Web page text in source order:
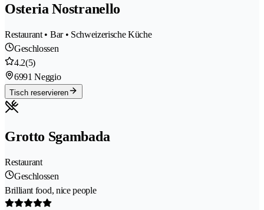
Osteria Nostranello
Restaurant • Bar • Schweizerische Küche
Geschlossen
4.2(5)
6991 Neggio
Tisch reservieren
Grotto Sgambada
Restaurant
Geschlossen
Brilliant food, nice people